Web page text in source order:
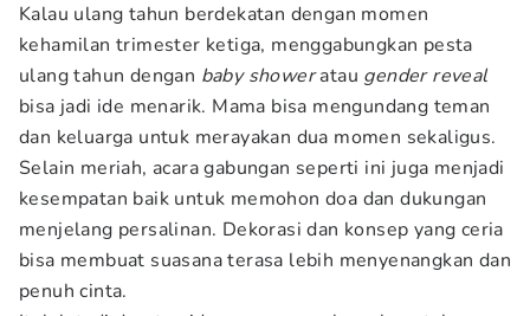
Kalau ulang tahun berdekatan dengan momen
kehamilan trimester ketiga, menggabungkan pesta
ulang tahun dengan baby showeratau gender reveal
bisa jadi ide menarik. Mama bisa mengundang teman
dan keluarga untuk merayakan dua momen sekaligus.
Selain meriah, acara gabungan seperti ini juga menjadi
kesempatan baik untuk memohon doa dan dukungan
menjelang persalinan. Dekorasi dan konsep yang ceria
bisa membuat suasana terasa lebih menyenangkan dan
penuh cinta.